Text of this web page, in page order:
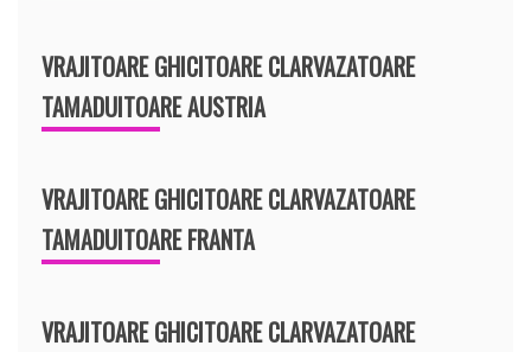
VRAJITOARE GHICITOARE CLARVAZATOARE
TAMADUITOARE AUSTRIA
VRAJITOARE GHICITOARE CLARVAZATOARE
TAMADUITOARE FRANTA
VRAJITOARE GHICITOARE CLARVAZATOARE